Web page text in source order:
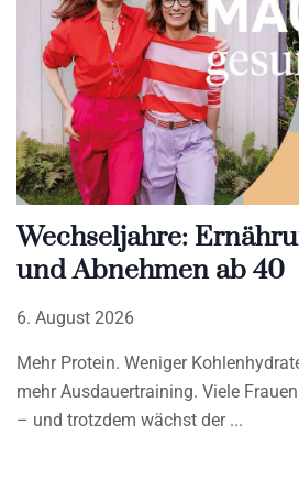
Wechseljahre:
und Abnehmen ab 40
6. August 2026
Mehr Protein. Weniger
mehr Ausdauertraining. Viele
– und trotzdem wächst der